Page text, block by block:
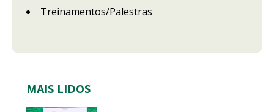
Treinamentos/Palestras
MAIS LIDOS